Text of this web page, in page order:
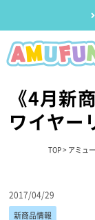
《4月新
ワイヤー
TOP> アミュ
2017/04/29
新商品情報